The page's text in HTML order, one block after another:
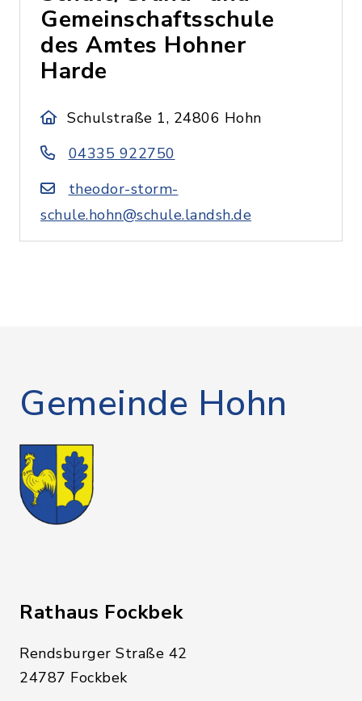
Gemeinschaftsschule
des Amtes Hohner
Harde
Schulstraße 1, 24806 Hohn
04335 922750
theodor-storm-
schule.hohn@schule.landsh.de
Gemeinde Hohn
Rathaus Fockbek
Rendsburger Straße 42
24787 Fockbek